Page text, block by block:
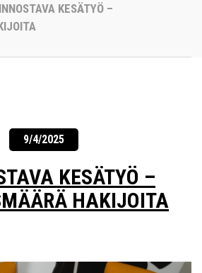
KESÄTYÖ –
9/4/2025
KESÄTYÖ –
HAKIJOITA